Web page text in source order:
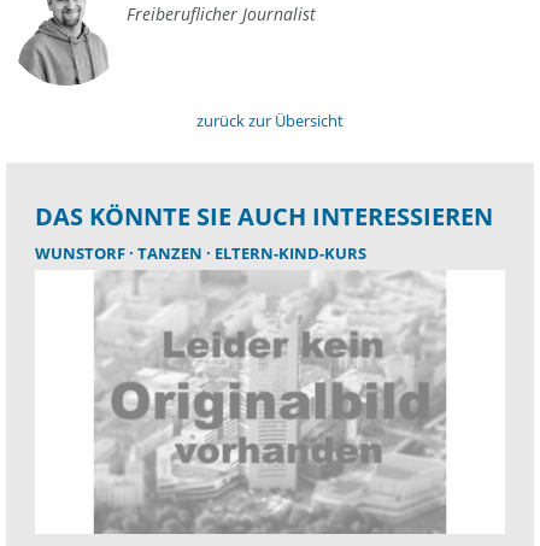
Freiberuflicher Journalist
zurück zur Übersicht
DAS KÖNNTE SIE AUCH INTERESSIEREN
WUNSTORF TANZEN ELTERN-KIND-KURS